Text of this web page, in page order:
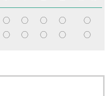
◯ ◯ ◯ ◯ ◯
◯ ◯ ◯ ◯ ◯